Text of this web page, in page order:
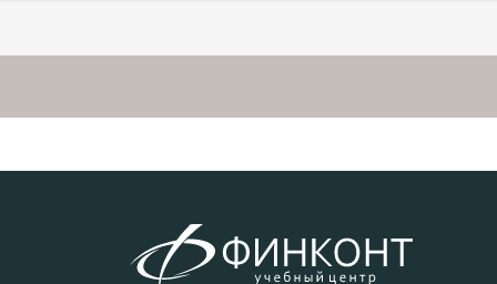
58338-2017; - алгоритм
практические аспекты